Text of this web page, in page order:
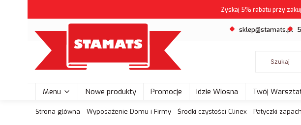
Zyskaj 5% rabatu przy
sklep@stamats.pl
Menu Nowe produkty Promocje Idzie Wiosna Twój
Strona główna Wyposażenie Domu i Firmy Środki czystości Clinex Patyczki